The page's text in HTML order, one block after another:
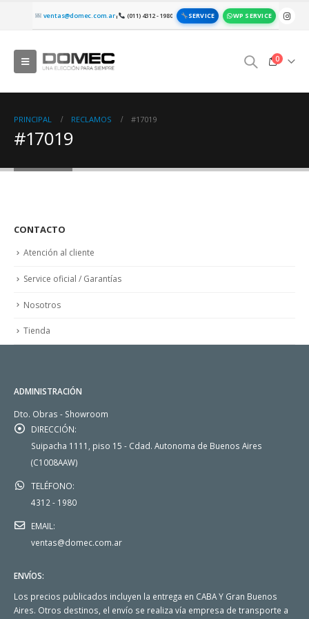
ventas@domec.com.ar| (011) 4312 - 1980 SERVICE WP SERVICE
0
PRINCIPAL RECLAMOS #17019
#17019
CONTACTO
Atención al cliente
Service oficial / Garantías
Nosotros
Tienda
ADMINISTRACIÓN
Dto. Obras - Showroom
DIRECCIÓN:
Suipacha 1111, piso 15 - Cdad. Autonoma de Buenos Aires
(C1008AAW)
TELÉFONO:
4312 - 1980
EMAIL:
ventas@domec.com.ar
ENVÍOS:
Los precios publicados incluyen la entrega en CABA Y Gran Buenos
Aires. Otros destinos, el envío se realiza vía empresa de transporte a